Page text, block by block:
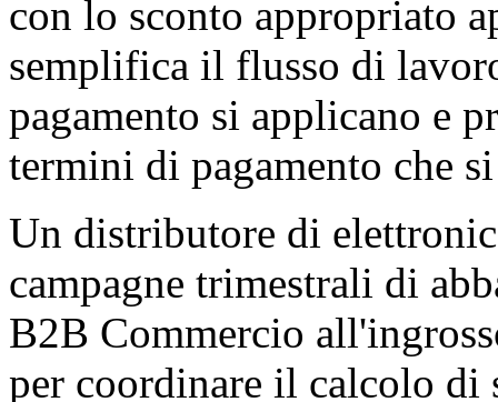
con lo sconto appropriato
semplifica il flusso di
pagamento si applicano e
termini di pagamento che
Un distributore di
campagne trimestrali di
B2B Commercio
per coordinare il calcolo di